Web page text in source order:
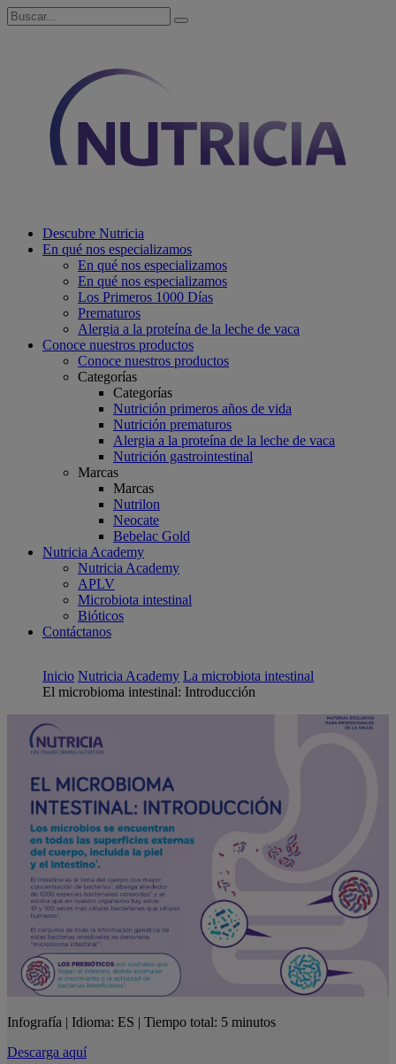
Descubre Nutricia
En qué nos especializamos
En qué nos especializamos
En qué nos especializamos
Los Primeros 1000 Días
Prematuros
Alergia a la proteína de la leche de vaca
Conoce nuestros productos
Conoce nuestros productos
Categorías
Categorías
Nutrición primeros años de vida
Nutrición prematuros
Alergia a la proteína de la leche de vaca
Nutrición gastrointestinal
Marcas
Marcas
Nutrilon
Neocate
Bebelac Gold
Nutricia Academy
Nutricia Academy
APLV
Microbiota intestinal
Bióticos
Contáctanos
Inicio Nutricia Academy La microbiota intestinal
El microbioma intestinal: Introducción
Infografía | Idioma: ES | Tiempo total: 5 minutos
Descarga aquí